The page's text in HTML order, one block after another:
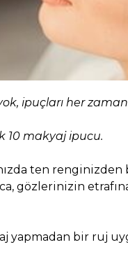
ipuçları her
10 makyaj ipucu.
ten
gözlerinizin
yapmadan bir ruj